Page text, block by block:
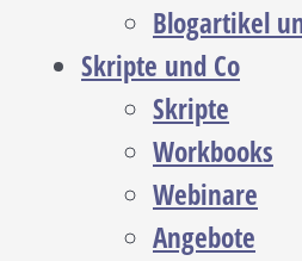
Blogartikel
Skripte und Co
Skripte
Workbooks
Webinare
Angebote